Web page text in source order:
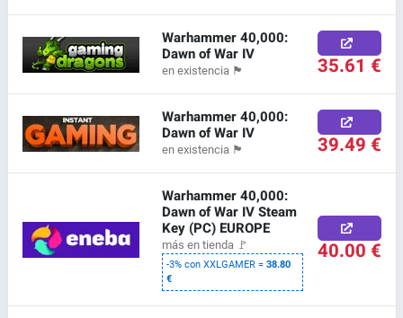
Warhammer 40,000:
Dawn of War IV
en existencia 🏴 35.61 €
Warhammer 40,000:
Dawn of War IV
en existencia 🏴 39.49 €
Warhammer 40,000:
Dawn of War IV Steam
Key (PC) EUROPE
más en tienda 🚩
-3% con XXLGAMER =38.80
€
40.00 €